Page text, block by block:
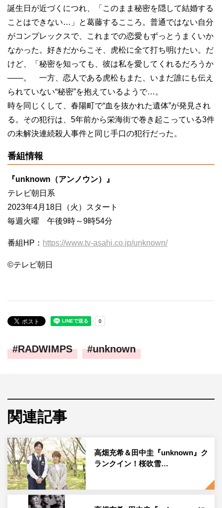
誕生日が近づくにつれ、「このまま秘密を隠して結婚する
ことはできない…」と葛藤するこころ。普通ではない自分
がコンプレックスで、これまでの恋愛もずっとうまくいか
なかった。好きだからこそ、虎松に全て打ち明けたい。だ
けど、「秘密を知っても、彼は私を愛してくれるだろうか
――。 一方、恋人である虎松もまた、いまだ誰にも伝え
られていない“秘密”を抱えているようで…。
時を同じくして、春陽町で“血を抜かれた遺体”が発見され
る。その犯行は、5年前から栄海街で巻き起こっている3件
の未解決連続殺人事件と同じ手口の犯行だった。
番組情報
『unknown（アンノウン）』
テレビ朝日系
2023年4月18日（火）スタート
毎週火曜 午後9時～9時54分
番組HP： https://www.tv-asahi.co.jp/unknown/
©テレビ朝日
RADWIMPS unknown
関連記事
高畑充希＆田中圭『unknown』ク
ランクイン！桜吹雪…